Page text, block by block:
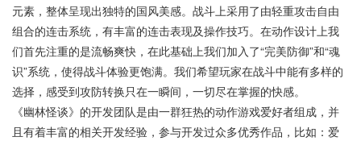
元素，整体呈现出独特的国风美感。战斗上采用了由轻重攻击自由
组合的连击系统，有丰富的连击表现及操作技巧。在动作设计上我
们首先注重的是流畅爽快，在此基础上我们加入了“完美防御”和“魂
识”系统，使得战斗体验更饱满。我们希望玩家在战斗中能有多样的
选择，感受到攻防转换只在一瞬间，一切尽在掌握的快感。
《幽林怪谈》的开发团队是由一群狂热的动作游戏爱好者组成，并
且有着丰富的相关开发经验，参与开发过众多优秀作品，比如：爱